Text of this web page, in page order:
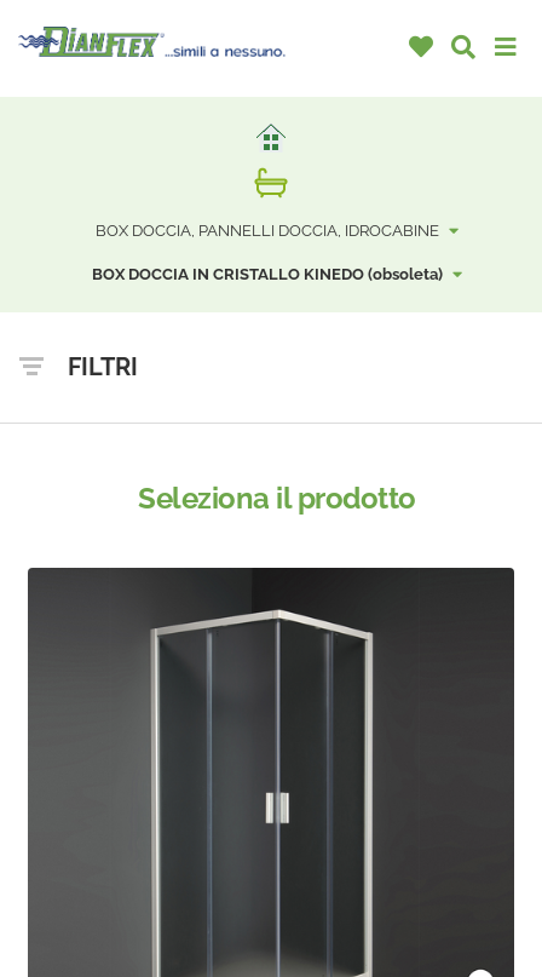
BOX DOCCIA, PANNELLI DOCCIA, IDROCABINE
BOX DOCCIA IN CRISTALLO KINEDO (obsoleta)
FILTRI
Seleziona il prodotto